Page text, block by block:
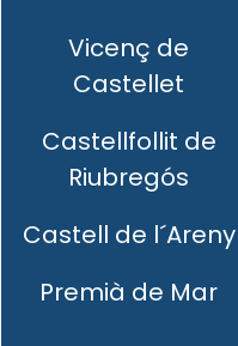
Vicenç de
Castellet
Castellfollit de
Riubregós
Castell de l´Areny
Premià de Mar